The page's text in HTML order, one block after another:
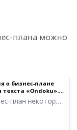
плана можно
о бизнес-плане
«Ondoku».
｜Программа для
план некоторые